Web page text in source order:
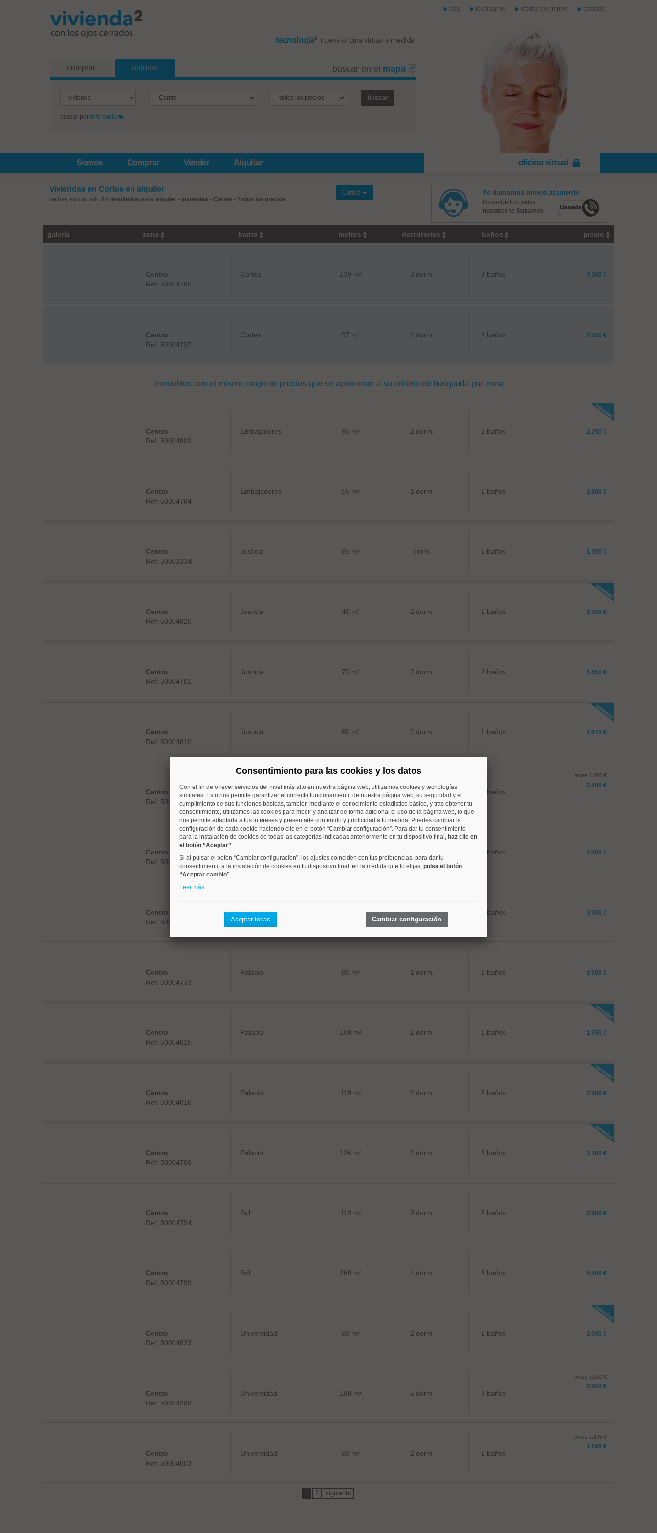
blog localízanos ofertas de empleo contacto
buscar en el mapa
comprar alquilar
buscar por referencia
Somos Comprar Vender Alquilar oficina virtual
viviendas en Cortes en alquiler
se han encontrado 24 resultados para: alquiler - viviendas - Cortes - Todos los precios
Cortes Te llamamos inmediatamente
Resuelve tus dudas,
nosotros te llamamos
galería zona barrio metros dormitorios baños precio
Centro
Ref: 50004796
Cortes 139 m² 3 dorm. 3 baños 3.300 €
Centro
Ref: 50004797
Cortes 97 m² 2 dorm. 2 baños 2.550 €
inmuebles con el mismo rango de precios que se aproximan a su criterio de búsqueda por zona
Centro
Ref: 50004809
Embajadores 95 m² 2 dorm. 2 baños 2.250 €
Centro
Ref: 50004784
Embajadores 55 m² 1 dorm. 1 baños 1.800 €
Centro
Ref: 50003334
Justicia 65 m² dorm. 1 baños 1.350 €
Centro
Ref: 50004826
Justicia 40 m² 2 dorm. 1 baños 1.350 €
Centro
Ref: 50004701
Justicia 70 m² 2 dorm. 2 baños 1.650 €
Centro
Ref: 50004810
Justicia 80 m² 2 dorm. 1 baños 1.675 €
Centro
Ref: 50004706
Palacio 95 m² 2 dorm. 1 baños
antes 2.800 €
2.400 €
Centro
Ref: 50004804
1 baños 2.000 €
Centro
Ref: 50004728
Palacio 5 dorm. 3 baños 3.500 €
Centro
Ref: 50004773
Palacio 80 m² 1 dorm. 1 baños 1.500 €
Centro
Ref: 50004815
Palacio 100 m² 2 dorm. 1 baños 1.950 €
Centro
Ref: 50004816
Palacio 110 m² 2 dorm. 2 baños 2.400 €
Centro
Ref: 50004788
Palacio 126 m² 2 dorm. 2 baños 2.100 €
Centro
Ref: 50004794
Sol 119 m² 3 dorm. 2 baños 2.900 €
Centro
Ref: 50004799
Sol 260 m² 4 dorm. 3 baños 5.500 €
Centro
Ref: 50004823
Universidad 60 m² 2 dorm. 1 baños 2.000 €
Centro
Ref: 50004288
Universidad 180 m² 5 dorm. 3 baños
antes 3.000 €
2.850 €
Centro
Ref: 50004803
Universidad 60 m² 2 dorm. 1 baños
antes 1.895 €
1.795 €
1 2 siguiente
Consentimiento para las cookies y los datos
Con el fin de ofrecer servicios del nivel más alto en nuestra página web, utilizamos cookies y tecnologías
similares. Esto nos permite garantizar el correcto funcionamiento de nuestra página web, su seguridad y el
cumplimiento de sus funciones básicas, también mediante el conocimiento estadístico básico, y tras obtener tu
consentimiento, utilizamos las cookies para medir y analizar de forma adicional el uso de la página web, lo que
nos permite adaptarla a tus intereses y presentarte contenido y publicidad a tu medida. Puedes cambiar la
configuración de cada cookie haciendo clic en el botón “Cambiar configuración”. Para dar tu consentimiento
para la instalación de cookies de todas las categorías indicadas anteriormente en tu dispositivo final, haz clic en
el botón “Aceptar”.
Si al pulsar el botón “Cambiar configuración”, los ajustes coinciden con tus preferencias, para dar tu
consentimiento a la instalación de cookies en tu dispositivo final, en la medida que lo elijas, pulsa el botón
“Aceptar cambio”.
Leer más
Aceptar todas Cambiar configuración